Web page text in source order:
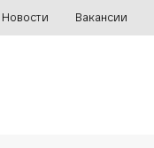
Новости Вакансии